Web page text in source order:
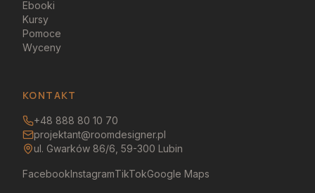
Ebooki
Kursy
Pomoce
Wyceny
KONTAKT
+48 888 80 10 70
projektant@roomdesigner.pl
ul. Gwarków 86/6, 59-300 Lubin
FacebookInstagramTikTokGoogle Maps